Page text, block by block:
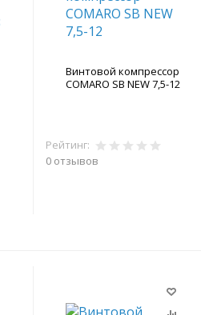
Винтовой компрессор
COMARO SB NEW 7,5-12
Рейтинг:
0 отзывов